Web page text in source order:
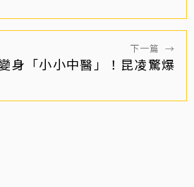
下一篇 →
身「小小中醫」！昆凌驚爆